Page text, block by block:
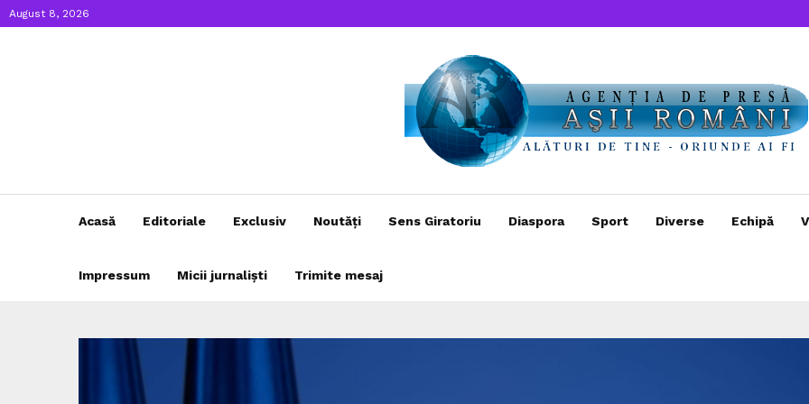
August 8, 2026
Acasă Editoriale Exclusiv Noutăți Sens Giratoriu Diaspora Sport Diverse Echipă
Impressum Micii jurnaliști Trimite mesaj